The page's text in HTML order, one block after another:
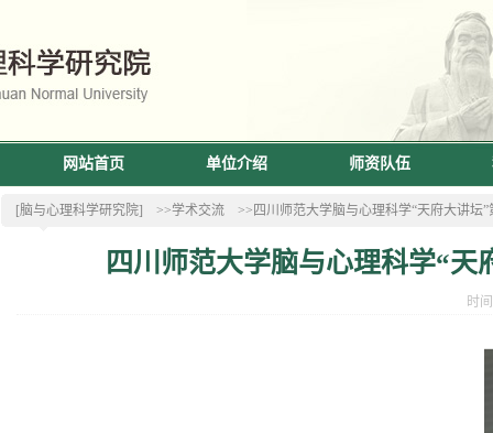
网站首页 单位介绍 师资队伍
[脑与心理科学研究院] >>学术交流 >>四川师范大学脑与心理科学“天府大讲坛
四川师范大学脑与心理科学“
时